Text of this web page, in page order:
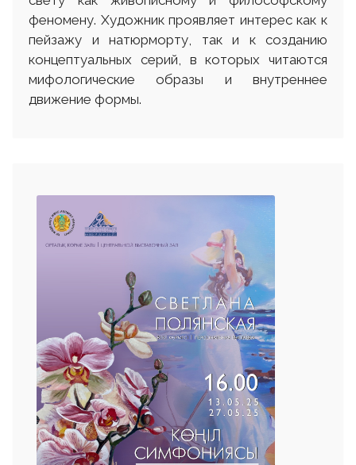
феномену. Художник проявляет интерес как к
пейзажу и натюрморту, так и к созданию
концептуальных серий, в которых читаются
мифологические образы и внутреннее
движение формы.